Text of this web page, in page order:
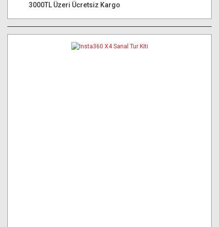
3000TL Üzeri Ücretsiz Kargo